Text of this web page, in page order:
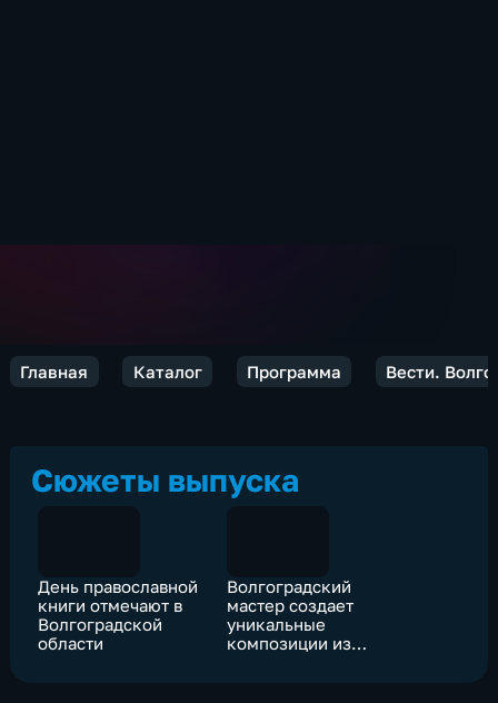
Главная Каталог Программа Вести.
Сюжеты выпуска
День православной
книги отмечают в
Волгоградской
области
Волгоградский
мастер создает
уникальные
композиции из